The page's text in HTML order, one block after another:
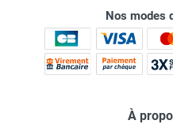
Nos modes
À